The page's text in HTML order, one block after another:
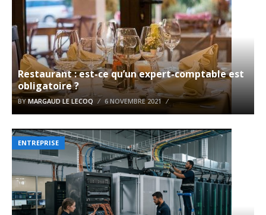
Restaurant : est-ce qu’un expert-comptable est
obligatoire ?
BYMARGAUD LE LECOQ 6 NOVEMBRE 2021
ENTREPRISE